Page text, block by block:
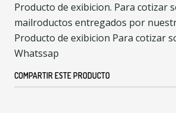
Producto de exibicion. Para cotizar
mailroductos entregados por
Producto de exibicion Para cotizar
Whatssap
COMPARTIR ESTE PRODUCTO